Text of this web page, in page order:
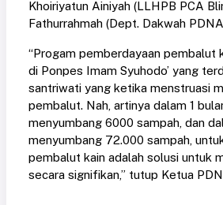
Khoiriyatun Ainiyah (LLHPB PCA
Fathurrahmah (Dept. Dakwah
“Progam pemberdayaan pembalut
di Ponpes Imam Syuhodo’ yang
santriwati yang ketika menstruasi
pembalut. Nah, artinya dalam 1
menyumbang 6000 sampah, dan
menyumbang 72.000 sampah,
pembalut kain adalah solusi untuk
secara signifikan,” tutup Ketua